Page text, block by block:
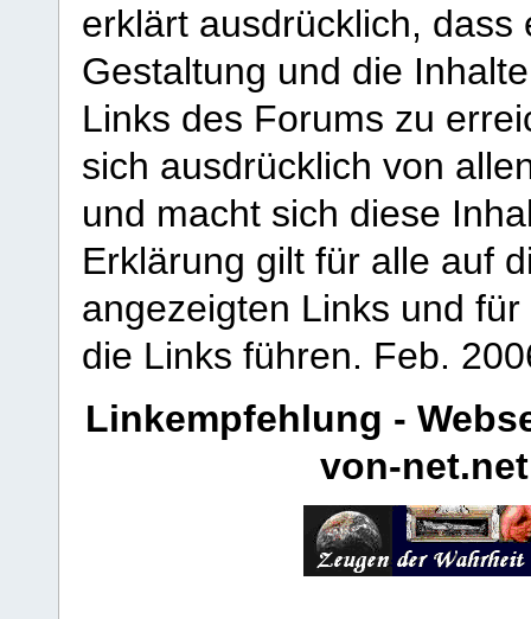
erklärt ausdrücklich,
Gestaltung und die
Links des Forums zu
sich ausdrücklich von
und macht sich diese
Erklärung gilt für alle auf
angezeigten Links und
die Links führen. Feb.
Linkempfehlung -
von-net.net